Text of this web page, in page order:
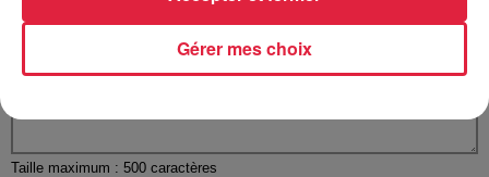
Taille maximum : 500 caractères
Gérer mes choix